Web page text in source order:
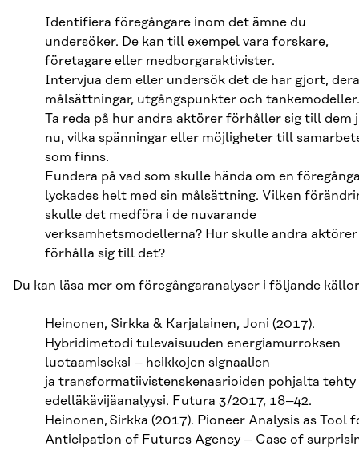
Identifiera föregångare inom det ämne du
undersöker. De kan till exempel vara forskare,
företagare eller medborgaraktivister.
Intervjua dem eller undersök det de har gjort,
målsättningar, utgångspunkter och tankemodeller.
Ta reda på hur andra aktörer förhåller sig till dem
nu, vilka spänningar eller möjligheter till
som finns.
Fundera på vad som skulle hända om en
lyckades helt med sin målsättning. Vilken
skulle det medföra i de nuvarande
verksamhetsmodellerna? Hur skulle andra aktörer
förhålla sig till det?
Du kan läsa mer om föregångaranalyser i följande
Heinonen, Sirkka & Karjalainen, Joni (2017).
Hybridimetodi tulevaisuuden energiamurroksen
luotaamiseksi – heikkojen signaalien
ja transformatiivistenskenaarioiden pohjalta tehty
edelläkävijäanalyysi. Futura 3/2017, 18–42.
Heinonen, Sirkka (2017). Pioneer Analysis as Tool
Anticipation of Futures Agency – Case of